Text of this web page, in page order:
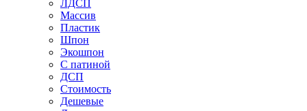
ЛДСП
Массив
Пластик
Шпон
Экошпон
С патиной
ДСП
Стоимость
Дешевые